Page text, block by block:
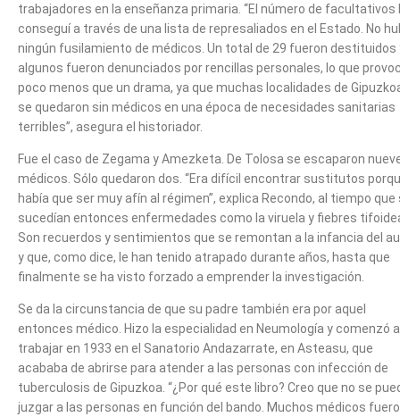
trabajadores en la enseñanza primaria. “El número de facultativos
conseguí a través de una lista de represaliados en el Estado. No
ningún fusilamiento de médicos. Un total de 29 fueron destituidos
algunos fueron denunciados por rencillas personales, lo que
poco menos que un drama, ya que muchas localidades de
se quedaron sin médicos en una época de necesidades sanitarias
terribles”, asegura el historiador.
Fue el caso de Zegama y Amezketa. De Tolosa se escaparon
médicos. Sólo quedaron dos. “Era difícil encontrar sustitutos
había que ser muy afín al régimen”, explica Recondo, al tiempo que
sucedían entonces enfermedades como la viruela y fiebres
Son recuerdos y sentimientos que se remontan a la infancia del
y que, como dice, le han tenido atrapado durante años, hasta que
finalmente se ha visto forzado a emprender la investigación.
Se da la circunstancia de que su padre también era por aquel
entonces médico. Hizo la especialidad en Neumología y comenzó a
trabajar en 1933 en el Sanatorio Andazarrate, en Asteasu, que
acababa de abrirse para atender a las personas con infección de
tuberculosis de Gipuzkoa. “¿Por qué este libro? Creo que no se
juzgar a las personas en función del bando. Muchos médicos